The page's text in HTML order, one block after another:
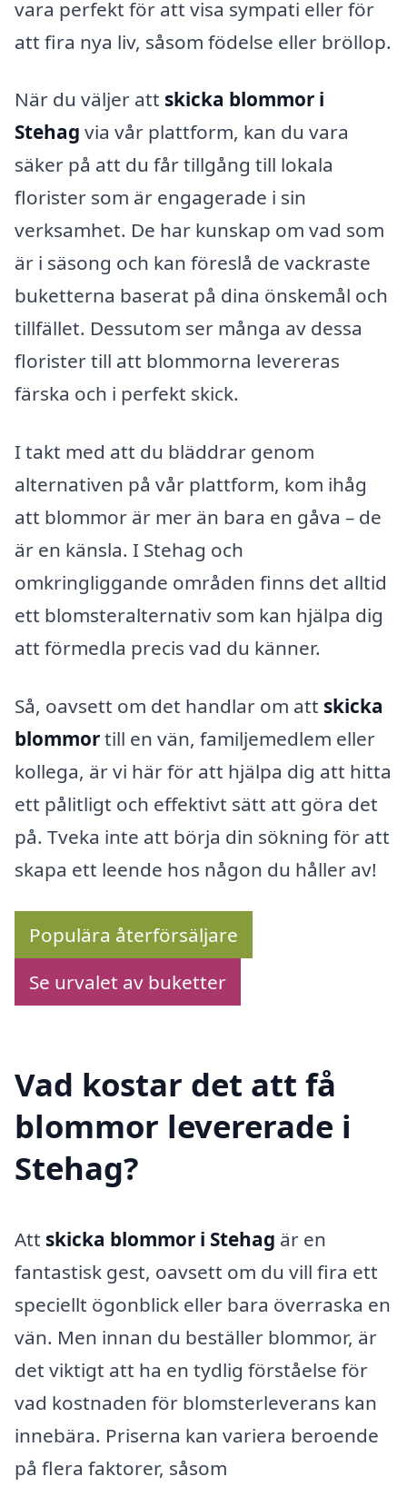
vara perfekt för att visa sympati eller för
att fira nya liv, såsom födelse eller bröllop.
När du väljer att skicka blommor i
Stehag via vår plattform, kan du vara
säker på att du får tillgång till lokala
florister som är engagerade i sin
verksamhet. De har kunskap om vad som
är i säsong och kan föreslå de vackraste
buketterna baserat på dina önskemål och
tillfället. Dessutom ser många av dessa
florister till att blommorna levereras
färska och i perfekt skick.
I takt med att du bläddrar genom
alternativen på vår plattform, kom ihåg
att blommor är mer än bara en gåva – de
är en känsla. I Stehag och
omkringliggande områden finns det alltid
ett blomsteralternativ som kan hjälpa dig
att förmedla precis vad du känner.
Så, oavsett om det handlar om att skicka
blommortill en vän, familjemedlem eller
kollega, är vi här för att hjälpa dig att hitta
ett pålitligt och effektivt sätt att göra det
på. Tveka inte att börja din sökning för att
skapa ett leende hos någon du håller av!
Populära återförsäljare
Se urvalet av buketter
Vad kostar det att få
blommor levererade i
Stehag?
Att skicka blommor i Stehag är en
fantastisk gest, oavsett om du vill fira ett
speciellt ögonblick eller bara överraska en
vän. Men innan du beställer blommor, är
det viktigt att ha en tydlig förståelse för
vad kostnaden för blomsterleverans kan
innebära. Priserna kan variera beroende
på flera faktorer, såsom